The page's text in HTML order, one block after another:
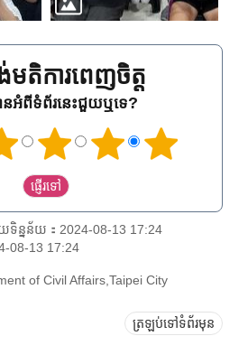
មតិការពេញចិត្ត
នអំពីទំព័រនេះជួយឬទេ?
ទិន្នន័យ：2024-08-13 17:24
08-13 17:24
of Civil Affairs,Taipei City
ត្រឡប់ទៅទំព័រមុន